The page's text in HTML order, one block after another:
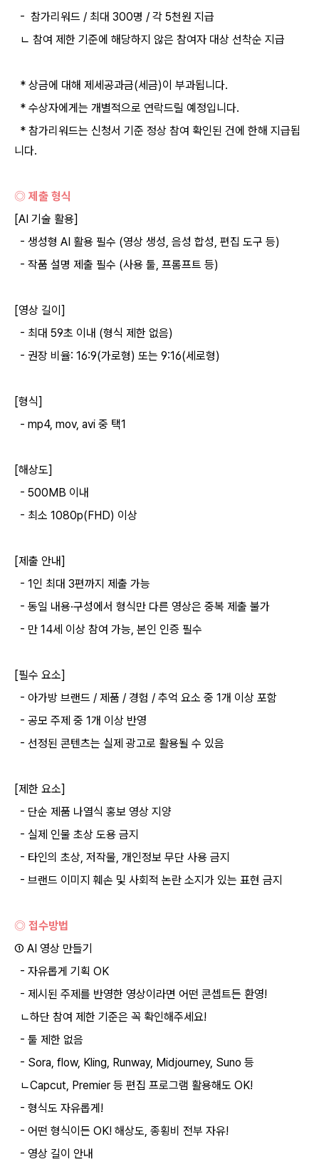
- 참가리워드 / 최대 300명 / 각 5천원 지급
ㄴ 참여 제한 기준에 해당하지 않은 참여자 대상 선착순 지급
* 상금에 대해 제세공과금(세금)이 부과됩니다.
* 수상자에게는 개별적으로 연락드릴 예정입니다.
* 참가리워드는 신청서 기준 정상 참여 확인된 건에 한해 지급됩
니다.
◎ 제출 형식
[AI 기술 활용]
- 생성형 AI 활용 필수 (영상 생성, 음성 합성, 편집 도구 등)
- 작품 설명 제출 필수 (사용 툴, 프롬프트 등)
[영상 길이]
- 최대 59초 이내 (형식 제한 없음)
- 권장 비율: 16:9(가로형) 또는 9:16(세로형)
[형식]
- mp4, mov, avi 중 택1
[해상도]
- 500MB 이내
- 최소 1080p(FHD) 이상
[제출 안내]
- 1인 최대 3편까지 제출 가능
- 동일 내용·구성에서 형식만 다른 영상은 중복 제출 불가
- 만 14세 이상 참여 가능, 본인 인증 필수
[필수 요소]
- 아가방 브랜드 / 제품 / 경험 / 추억 요소 중 1개 이상 포함
- 공모 주제 중 1개 이상 반영
- 선정된 콘텐츠는 실제 광고로 활용될 수 있음
[제한 요소]
- 단순 제품 나열식 홍보 영상 지양
- 실제 인물 초상 도용 금지
- 타인의 초상, 저작물, 개인정보 무단 사용 금지
- 브랜드 이미지 훼손 및 사회적 논란 소지가 있는 표현 금지
◎ 접수방법
① AI 영상 만들기
- 자유롭게 기획 OK
- 제시된 주제를 반영한 영상이라면 어떤 콘셉트든 환영!
ㄴ하단 참여 제한 기준은 꼭 확인해주세요!
- 툴 제한 없음
- Sora, flow, Kling, Runway, Midjourney, Suno 등
ㄴCapcut, Premier 등 편집 프로그램 활용해도 OK!
- 형식도 자유롭게!
- 어떤 형식이든 OK! 해상도, 종횡비 전부 자유!
- 영상 길이 안내